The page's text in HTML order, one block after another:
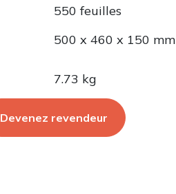
550 feuilles
500 x 460 x 150 mm
7.73 kg
Devenez revendeur